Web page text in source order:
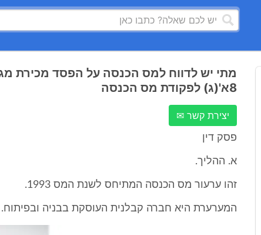
מתי יש לדווח למס הכנסה על הפסד מכירת
8א'(ג) לפקודת מס הכנסה
יצירת קשר ✉
פסק דין
א. ההליך.
זהו ערעור מס הכנסה המתיחס לשנת המס 1993.
המערערת היא חברה קבלנית העוסקת בבניה ובפיתוח.